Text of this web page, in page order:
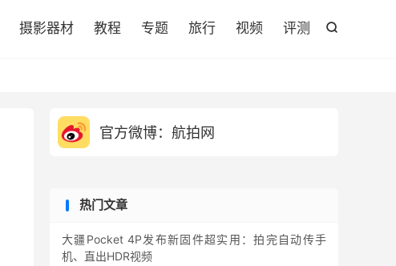

摄影器材 教程 专题 旅行 视频 评测
官方微博：航拍网
热门文章
大疆Pocket 4P发布新固件超实用：拍完自动传手
机、直出HDR视频